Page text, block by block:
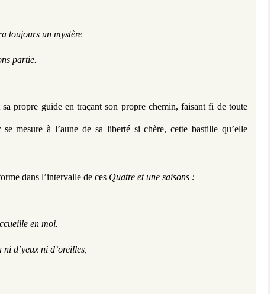
toujours un mystère
partie.
propre guide en traçant son propre chemin, faisant fi de toute
mesure à l’aune de sa liberté si chère, cette bastille qu’elle
dans l’intervalle de ces Quatre et une saisons :
en moi.
d’yeux ni d’oreilles,